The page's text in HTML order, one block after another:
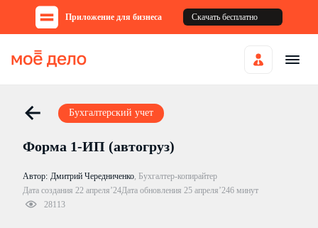
Приложение для бизнеса Скачать бесплатно
Бухгалтерский учет
Форма 1-ИП (автогруз)
Автор: Дмитрий Чередниченко, Бухгалтер-копирайтер
Дата создания 22 апреля’24Дата обновления 25 апреля’246 минут
28113